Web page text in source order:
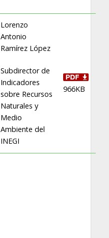
Lorenzo
Antonio
Ramírez López
966KB
Subdirector de
Indicadores
sobre Recursos
Naturales y
Medio
Ambiente del
INEGI